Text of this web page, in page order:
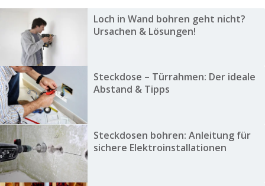
Loch in Wand bohren geht nicht?
Ursachen & Lösungen!
Steckdose – Türrahmen: Der ideale
Abstand & Tipps
Steckdosen bohren: Anleitung für
sichere Elektroinstallationen